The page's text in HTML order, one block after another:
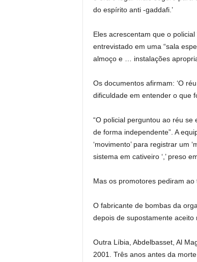
do espírito anti -gaddafi.’
Eles acrescentam que o
entrevistado em uma “sala
almoço e … instalações
Os documentos afirmam: ‘O
dificuldade em entender o que
“O policial perguntou ao réu
de forma independente”. A
‘movimento’ para registrar um
sistema em cativeiro ‘,’ preso
Mas os promotores pediram ao
O fabricante de bombas da
depois de supostamente aceito
Outra Líbia, Abdelbasset, Al
2001. Três anos antes da